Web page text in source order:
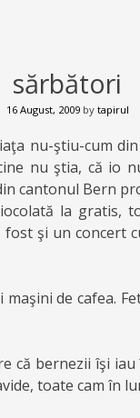
sărbători
16 August, 2009by tapirul
nu-ştiu-cum
nu ştia, că io
cantonul Bern
la gratis,
şi un concert
maşini de cafea.
că bernezii îşi
toate cam în